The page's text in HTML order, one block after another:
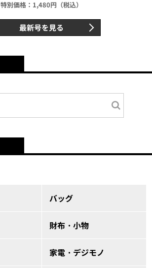
特別価格：1,480円（税込）
最新号を見る
バッグ
財布・小物
家電・デジモノ